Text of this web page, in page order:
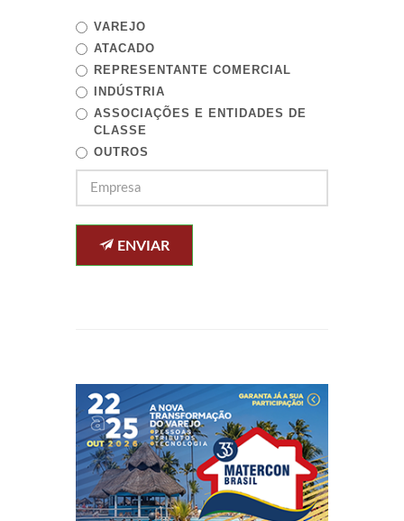
VAREJO
ATACADO
REPRESENTANTE COMERCIAL
INDÚSTRIA
ASSOCIAÇÕES E ENTIDADES DE
CLASSE
OUTROS
ENVIAR